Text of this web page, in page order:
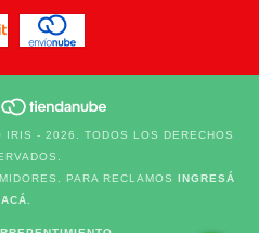
IRIS - 2026. TODOS LOS DERECHOS
PARA RECLAMOS
INGRESÁ
ACÁ.